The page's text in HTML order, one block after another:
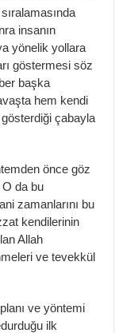
insanın
yönelik yollara
göstermesi söz
başka
hem kendi
çabayla
önce göz
O da bu
zamanlarını bu
kendilerinin
Allah
ve tevekkül
ve yöntemi
ilk